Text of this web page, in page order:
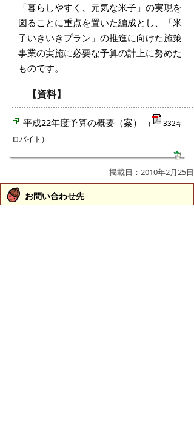
「暮らしやすく、元気な米子」の実現を
図ることに重点を置いた編成とし、「米
子いきいきプラン」の推進に向けた施策
事業の実施に必要な予算の計上に努めた
ものです。
【資料】
平成22年度予算の概要（案） （
332キ
ロバイト）
掲載日：2010年2月25日
お問い合わせ先